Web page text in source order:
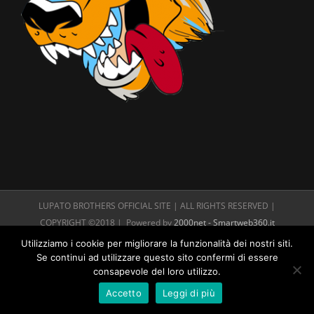
LUPATO BROTHERS OFFICIAL SITE | ALL RIGHTS RESERVED |
COPYRIGHT ©2018 | Powered by2000net - Smartweb360.it
Utilizziamo i cookie per migliorare la funzionalità dei nostri siti.
Se continui ad utilizzare questo sito confermi di essere
consapevole del loro utilizzo.
Accetto
Leggi di più